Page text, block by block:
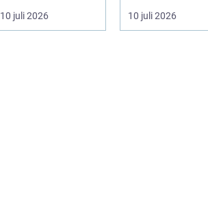
moderna
verksamheter. Den
10 juli 2026
bolag. För många
ä...
10 juli 2026